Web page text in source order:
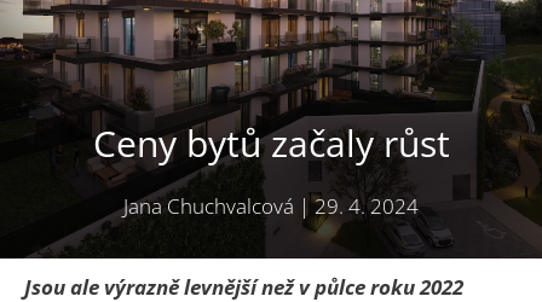
Ceny bytů začaly růst
Jana Chuchvalcová |29. 4. 2024
Jsou ale výrazně levnější než v půlce roku 2022